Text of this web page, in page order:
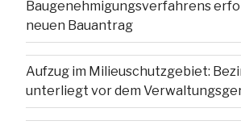
Baugenehmigungsverfahrens
neuen Bauantrag
Aufzug im Milieuschutzgebiet:
unterliegt vor dem